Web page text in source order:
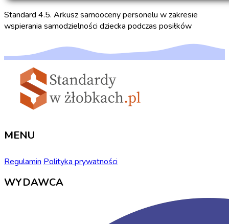
Standard 4.5. Arkusz samooceny personelu w zakresie
wspierania samodzielności dziecka podczas posiłków
MENU
Regulamin Polityka prywatności
WYDAWCA